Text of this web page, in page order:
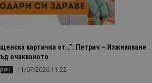
картичка от…”: Петрич – Изживяване
очакваното
11/07/2026 11:22
необходимо
Ефективност
Функционалност
бисквитки позволяват
на уебсайта, като
влизане и управление на
не може да се използва
строго необходими бисквитки.